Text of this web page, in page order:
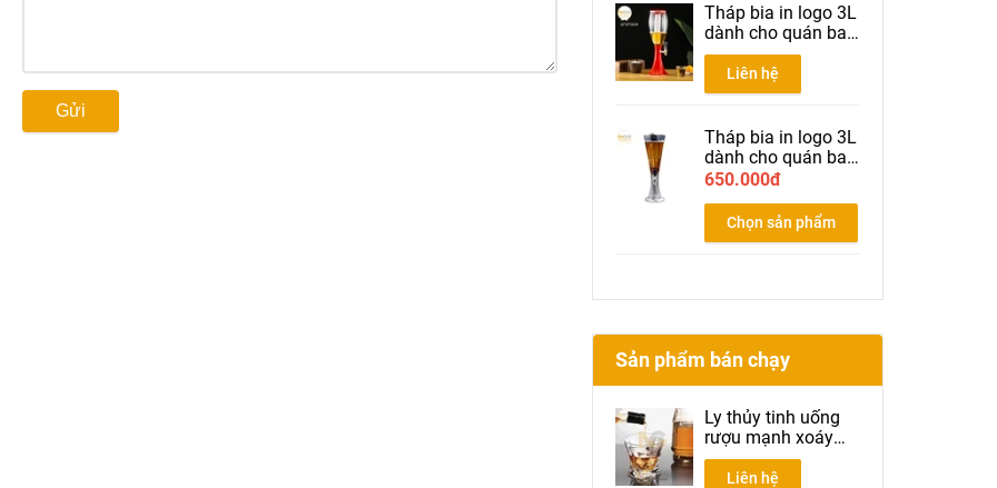
Gửi
Tháp bia in logo 3L
dành cho quán bar
nhà hàng bia màu
Liên hệ
Tháp bia in logo 3L
dành cho quán bar
nhà hàng bia màu
650.000đ
Chọn sản phẩm
Sản phẩm bán chạy
Ly thủy tinh uống
rượu mạnh xoáy
300ml
Liên hệ